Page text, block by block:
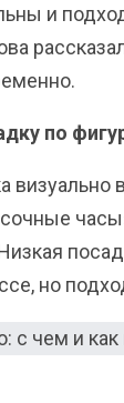
и
по
визуально
но